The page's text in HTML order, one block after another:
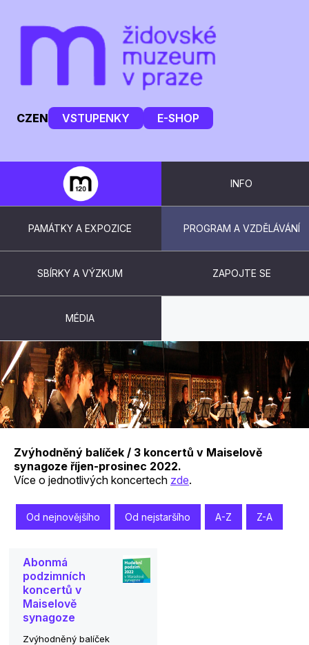
CZEN VSTUPENKY E-SHOP
INFO
PAMÁTKY A EXPOZICE PROGRAM A VZDĚLÁVÁNÍ
SBÍRKY A VÝZKUM ZAPOJTE SE
MÉDIA
KONCERTY
Zvýhodněný balíček / 3 koncertů v Maiselově
synagoze říjen-prosinec 2022.
Více o jednotlivých koncertech zde.
Od nejnovějšího Od nejstaršího A-Z Z-A
Abonmá
podzimních
koncertů v
Maiselově
synagoze
Zvýhodněný balíček